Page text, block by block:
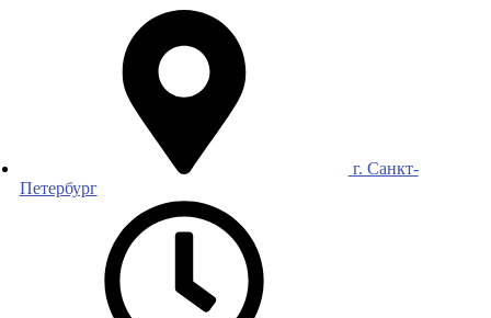
г. Санкт-
Петербург